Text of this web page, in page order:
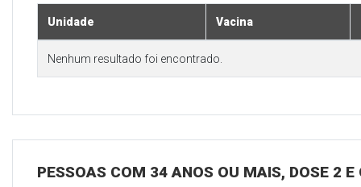
Unidade Vacina
Nenhum resultado foi encontrado.
PESSOAS COM 34 ANOS OU MAIS, DOSE 2 E